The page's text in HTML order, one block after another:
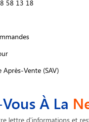
58 13 18
Vente (SAV)
À La
lettre d'informations et